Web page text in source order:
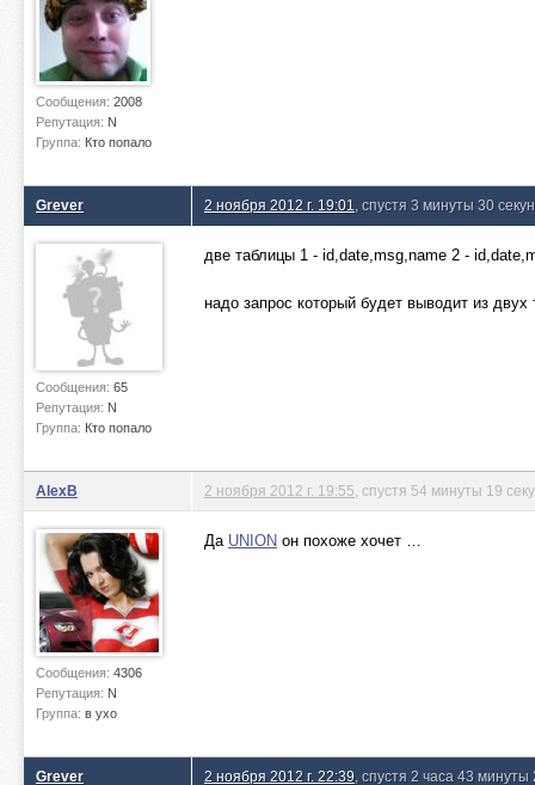
Сообщения: 2008
Репутация: N
Группа: Кто попало
Grever
Сообщения: 65
Репутация: N
Группа: Кто попало
2 ноября 2012 г. 19:01 , спустя 3 минуты 30
две таблицы 1 - id,date,msg,name 2 -
надо запрос который будет выводит из
AlexB
Сообщения: 4306
Репутация: N
Группа: в ухо
2 ноября 2012 г. 19:55 , спустя 54 минуты 19
Да UNION он похоже хочет …
Grever 2 ноября 2012 г. 22:39 , спустя 2 часа 43 минуты